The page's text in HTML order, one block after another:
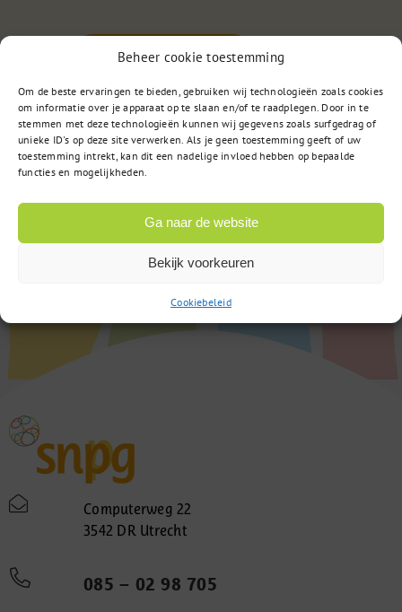
Beheer cookie toestemming
Om de beste ervaringen te bieden, gebruiken wij technologieën zoals cookies
om informatie over je apparaat op te slaan en/of te raadplegen. Door in te
stemmen met deze technologieën kunnen wij gegevens zoals surfgedrag of
unieke ID's op deze site verwerken. Als je geen toestemming geeft of uw
toestemming intrekt, kan dit een nadelige invloed hebben op bepaalde
functies en mogelijkheden.
Ga naar de website
Bekijk voorkeuren
Cookiebeleid
Stuur een bericht
Computerweg 22
3542 DR Utrecht
085 – 02 98 705